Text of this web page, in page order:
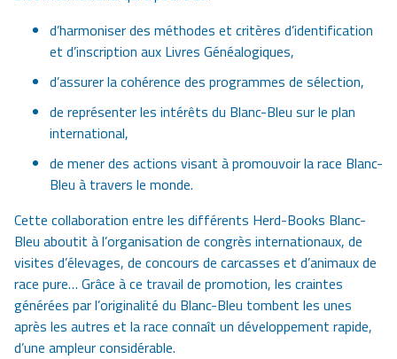
d’harmoniser des méthodes et critères d’identification
et d’inscription aux Livres Généalogiques,
d’assurer la cohérence des programmes de sélection,
de représenter les intérêts du Blanc-Bleu sur le plan
international,
de mener des actions visant à promouvoir la race Blanc-
Bleu à travers le monde.
Cette collaboration entre les différents Herd-Books Blanc-
Bleu aboutit à l’organisation de congrès internationaux, de
visites d’élevages, de concours de carcasses et d’animaux de
race pure… Grâce à ce travail de promotion, les craintes
générées par l’originalité du Blanc-Bleu tombent les unes
après les autres et la race connaît un développement rapide,
d’une ampleur considérable.